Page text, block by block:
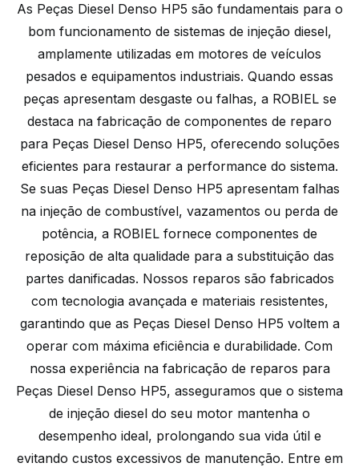
As Peças Diesel Denso HP5 são fundamentais para o
bom funcionamento de sistemas de injeção diesel,
amplamente utilizadas em motores de veículos
pesados e equipamentos industriais. Quando essas
peças apresentam desgaste ou falhas, a ROBIEL se
destaca na fabricação de componentes de reparo
para Peças Diesel Denso HP5, oferecendo soluções
eficientes para restaurar a performance do sistema.
Se suas Peças Diesel Denso HP5 apresentam falhas
na injeção de combustível, vazamentos ou perda de
potência, a ROBIEL fornece componentes de
reposição de alta qualidade para a substituição das
partes danificadas. Nossos reparos são fabricados
com tecnologia avançada e materiais resistentes,
garantindo que as Peças Diesel Denso HP5 voltem a
operar com máxima eficiência e durabilidade. Com
nossa experiência na fabricação de reparos para
Peças Diesel Denso HP5, asseguramos que o sistema
de injeção diesel do seu motor mantenha o
desempenho ideal, prolongando sua vida útil e
evitando custos excessivos de manutenção. Entre em